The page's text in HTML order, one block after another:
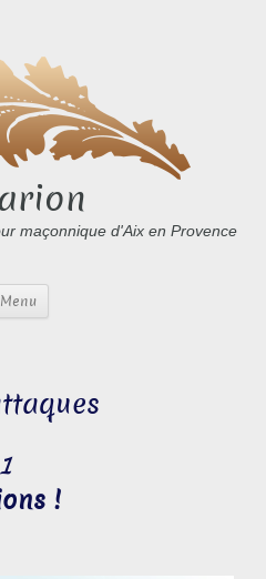
maçonnique d'Aix en Provence
Menu
!